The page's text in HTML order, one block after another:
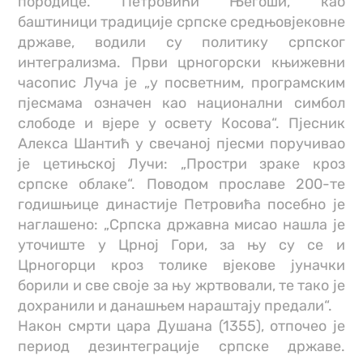
баштиници традиције српске средњовјековне
државе, водили су политику српског
интегрализма. Први црногорски књижевни
часопис Луча је „у посветним, програмским
пјесмама означен као национални симбол
слободе и вјере у освету Косова“. Пјесник
Алекса Шантић у свечаној пјесми поручивао
је цетињској Лучи: „Простри зраке кроз
српске облаке“. Поводом прославе 200-те
годишњице династије Петровића посебно је
наглашено: „Српска државна мисао нашла је
уточиште у Црној Гори, за њу су се и
Црногорци кроз толике вјекове јуначки
борили и све своје за њу жртвовали, те тако је
дохранили и данашњем нараштају предали“.
Након смрти цара Душана (1355), отпочео је
период дезинтеграције српске државе.